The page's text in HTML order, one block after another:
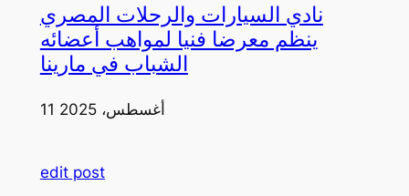
نادي السيارات والرحلات المصري
ينظم معرضا فنيا لمواهب أعضائه
الشباب في مارينا
11 أغسطس، 2025
edit post